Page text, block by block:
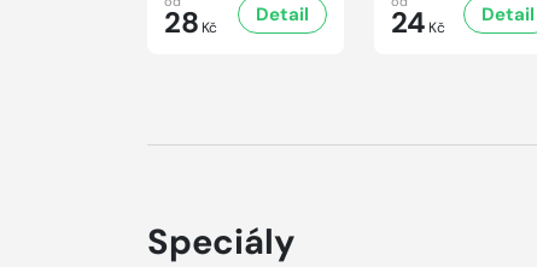
28 Kč
Detail 24 Kč
Detail
Speciály